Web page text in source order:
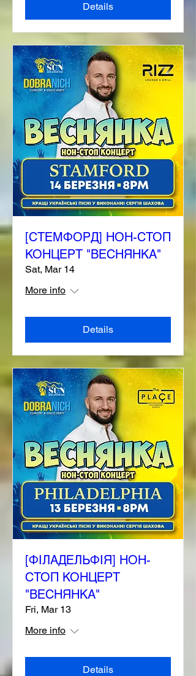
Details
[СТЕМФОРД] НОН-СТОП
КОНЦЕРТ "ВЕСНЯНКА"
Sat, Mar 14
More info
Details
[ФІЛАДЕЛЬФІЯ] НОН-
СТОП КОНЦЕРТ
"ВЕСНЯНКА"
Fri, Mar 13
More info
Details